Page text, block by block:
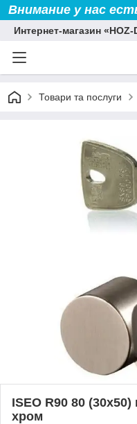
Внимание у нас
Интернет-магазин «HOZ-
Товари та послуги
ISEO R90 80
хром